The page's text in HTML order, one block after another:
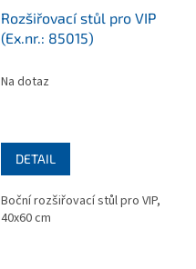
Rozšiřovací stůl pro VIP
(Ex.nr.: 85015)
Na dotaz
DETAIL
Boční rozšiřovací stůl pro VIP,
40x60 cm